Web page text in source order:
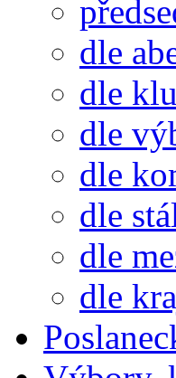
dle
dle
dle
dle
dle
dle
dle